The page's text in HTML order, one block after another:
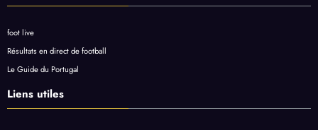
foot live
Résultats en direct de football
Le Guide du Portugal
Liens utiles